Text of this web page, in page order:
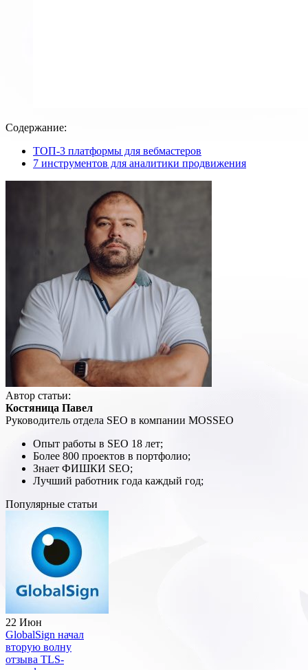
Содержание:
ТОП-3 платформы для вебмастеров
7 инструментов для аналитики продвижения
Автор статьи:
Костяница Павел
Руководитель отдела SEO в компании MOSSEO
Опыт работы в SEO 18 лет;
Более 800 проектов в портфолио;
Знает ФИШКИ SEO;
Лучший работник года каждый год;
Популярные статьи
22 Июн
GlobalSign начал
вторую волну
отзыва TLS-